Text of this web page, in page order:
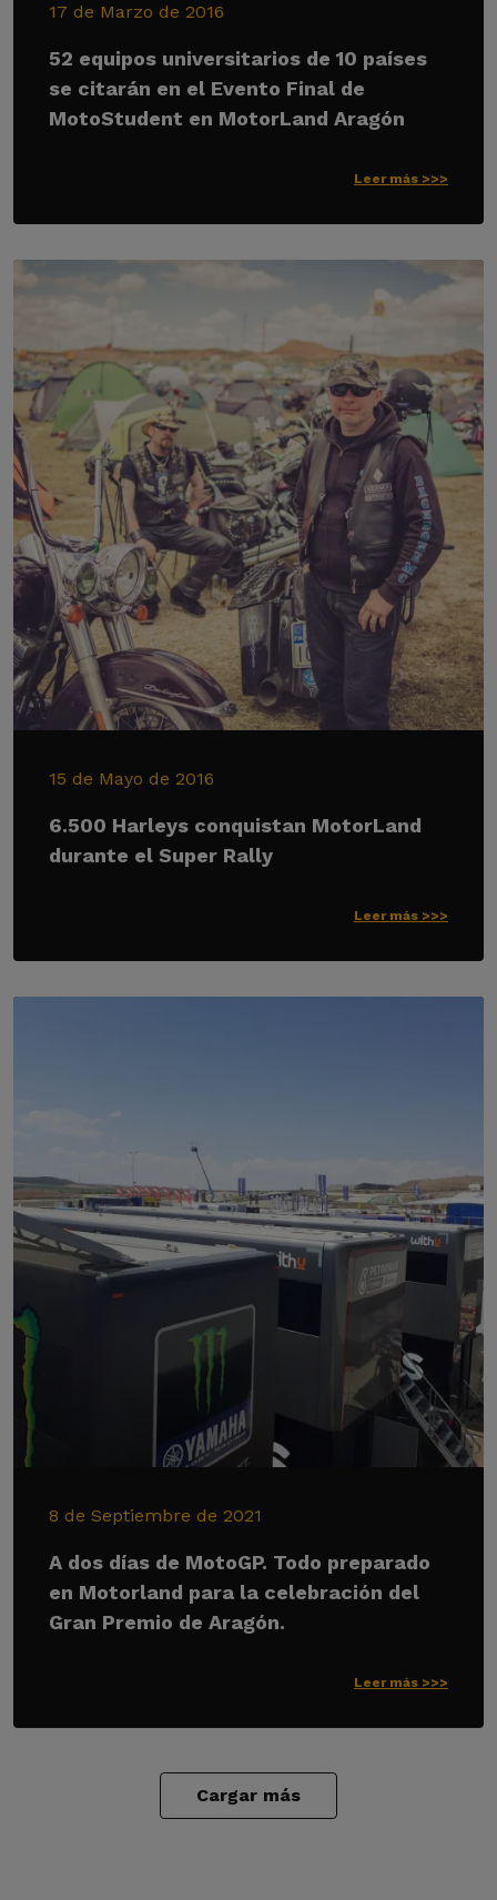
17 de Marzo de 2016
52 equipos universitarios de 10 países
se citarán en el Evento Final de
MotoStudent en MotorLand Aragón
Leer más >>>
15 de Mayo de 2016
6.500 Harleys conquistan MotorLand
durante el Super Rally
Leer más >>>
8 de Septiembre de 2021
A dos días de MotoGP. Todo preparado
en Motorland para la celebración del
Gran Premio de Aragón.
Leer más >>>
Cargar más